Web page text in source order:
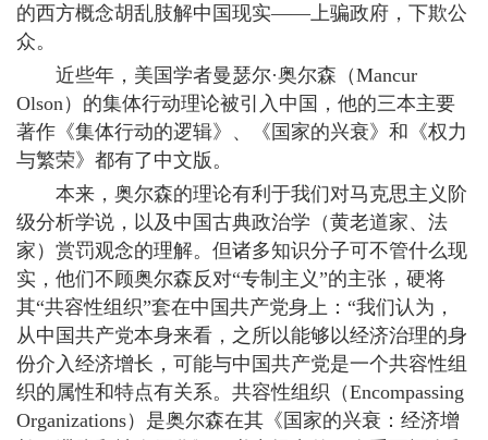
的西方概念胡乱肢解中国现实——上骗政府，下欺公
众。
近些年，美国学者曼瑟尔·奥尔森（Mancur
Olson）的集体行动理论被引入中国，他的三本主要
著作《集体行动的逻辑》、《国家的兴衰》和《权力
与繁荣》都有了中文版。
本来，奥尔森的理论有利于我们对马克思主义阶
级分析学说，以及中国古典政治学（黄老道家、法
家）赏罚观念的理解。但诸多知识分子可不管什么现
实，他们不顾奥尔森反对“专制主义”的主张，硬将
其“共容性组织”套在中国共产党身上：“我们认为，
从中国共产党本身来看，之所以能够以经济治理的身
份介入经济增长，可能与中国共产党是一个共容性组
织的属性和特点有关系。共容性组织（Encompassing
Organizations）是奥尔森在其《国家的兴衰：经济增